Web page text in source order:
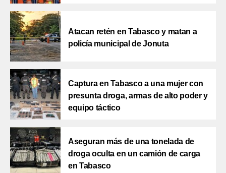
Atacan retén en Tabasco y matan a
policía municipal de Jonuta
Captura en Tabasco a una mujer con
presunta droga, armas de alto poder y
equipo táctico
Aseguran más de una tonelada de
droga oculta en un camión de carga
en Tabasco